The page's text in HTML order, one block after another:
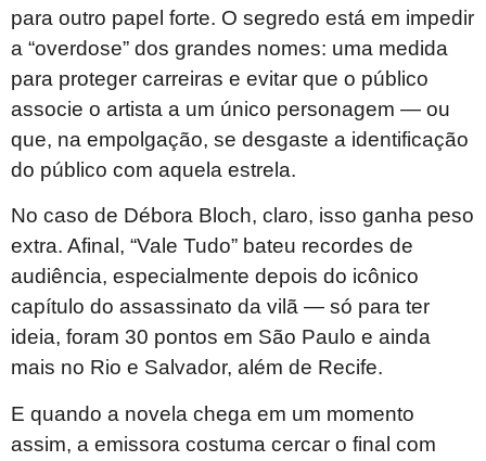
para outro papel forte. O segredo está em impedir
a “overdose” dos grandes nomes: uma medida
para proteger carreiras e evitar que o público
associe o artista a um único personagem — ou
que, na empolgação, se desgaste a identificação
do público com aquela estrela.
No caso de Débora Bloch, claro, isso ganha peso
extra. Afinal, “Vale Tudo” bateu recordes de
audiência, especialmente depois do icônico
capítulo do assassinato da vilã — só para ter
ideia, foram 30 pontos em São Paulo e ainda
mais no Rio e Salvador, além de Recife.
E quando a novela chega em um momento
assim, a emissora costuma cercar o final com